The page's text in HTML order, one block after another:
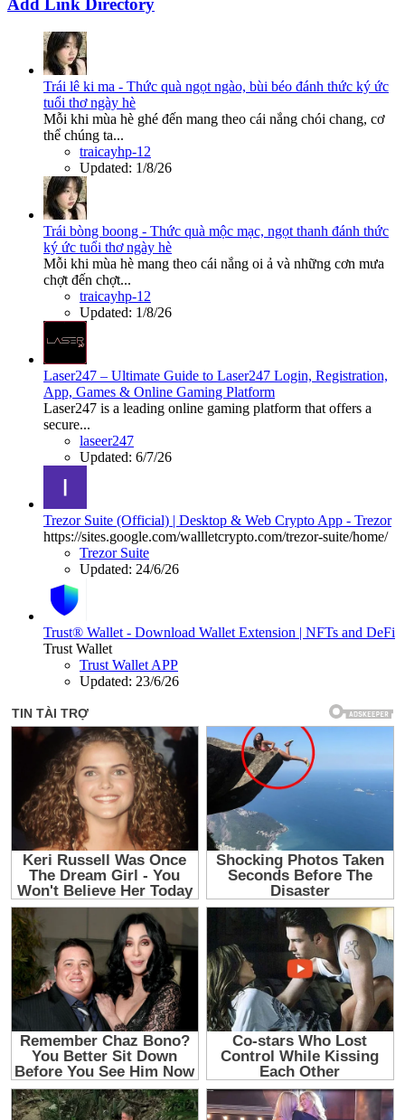
Add Link Directory
Trái lê ki ma - Thức quà ngọt ngào, bùi béo đánh thức ký ức
tuổi thơ ngày hè
Mỗi khi mùa hè ghé đến mang theo cái nắng chói chang, cơ
thể chúng ta...
traicayhp-12
Updated: 1/8/26
Trái bòng boong - Thức quà mộc mạc, ngọt thanh đánh thức
ký ức tuổi thơ ngày hè
Mỗi khi mùa hè mang theo cái nắng oi ả và những cơn mưa
chợt đến chợt...
traicayhp-12
Updated: 1/8/26
Laser247 – Ultimate Guide to Laser247 Login, Registration,
App, Games & Online Gaming Platform
Laser247 is a leading online gaming platform that offers a
secure...
laseer247
Updated: 6/7/26
Trezor Suite (Official) | Desktop & Web Crypto App - Trezor
https://sites.google.com/wallletcrypto.com/trezor-suite/home/
Trezor Suite
Updated: 24/6/26
Trust® Wallet - Download Wallet Extension | NFTs and DeFi
Trust Wallet
Trust Wallet APP
Updated: 23/6/26